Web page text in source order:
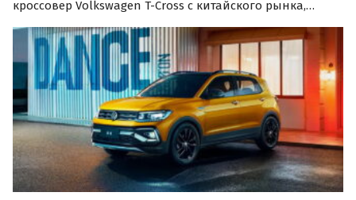
кроссовер Volkswagen T-Cross с китайского рынка,
Он обладает проверенной «техникой» и высоким для
класса 184-миллиметровым дорожным просветом, а
цены на…